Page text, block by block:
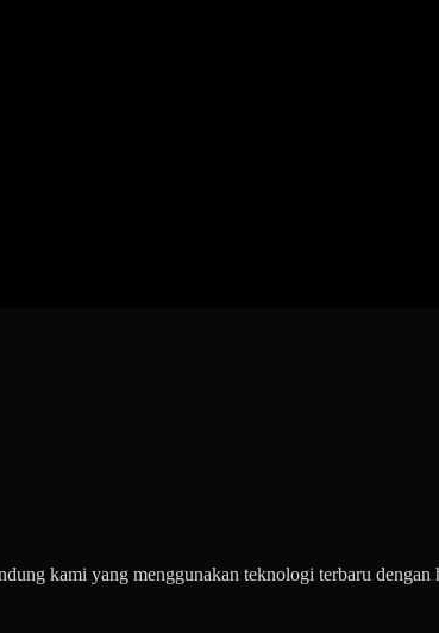
kami yang menggunakan teknologi terbaru dengan